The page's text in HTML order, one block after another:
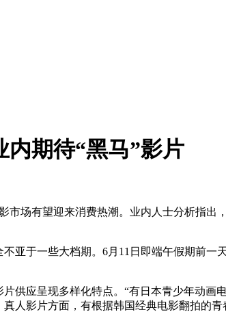
期待“黑马”影片
场有望迎来消费热潮。业内人士分析指出
于一些大档期。6月11日即端午假期前一
应呈现多样化特点。“有日本青少年动画
人影片方面，有根据韩国经典电影翻拍的